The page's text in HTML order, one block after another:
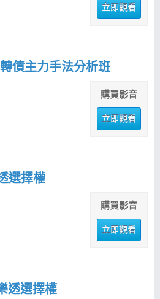
立即觀看
債主力手法分析班
購買影音
立即觀看
選擇權
購買影音
立即觀看
透選擇權